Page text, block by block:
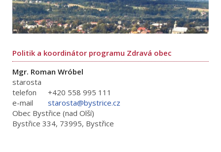
Politik a koordinátor programu Zdravá obec
Mgr. Roman Wróbel
starosta
telefon
+420 558 995 111
e-mail
starosta@bystrice.cz
Obec Bystřice (nad Olší)
Bystřice 334, 73995, Bystřice